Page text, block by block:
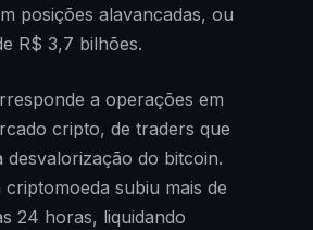
posições alavancadas, ou
R$ 3,7 bilhões.
a operações em
cripto, de traders que
desvalorização do bitcoin.
subiu mais de
24 horas, liquidando